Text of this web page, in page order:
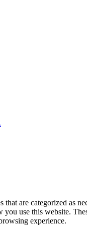
are categorized as
use this website.
experience.